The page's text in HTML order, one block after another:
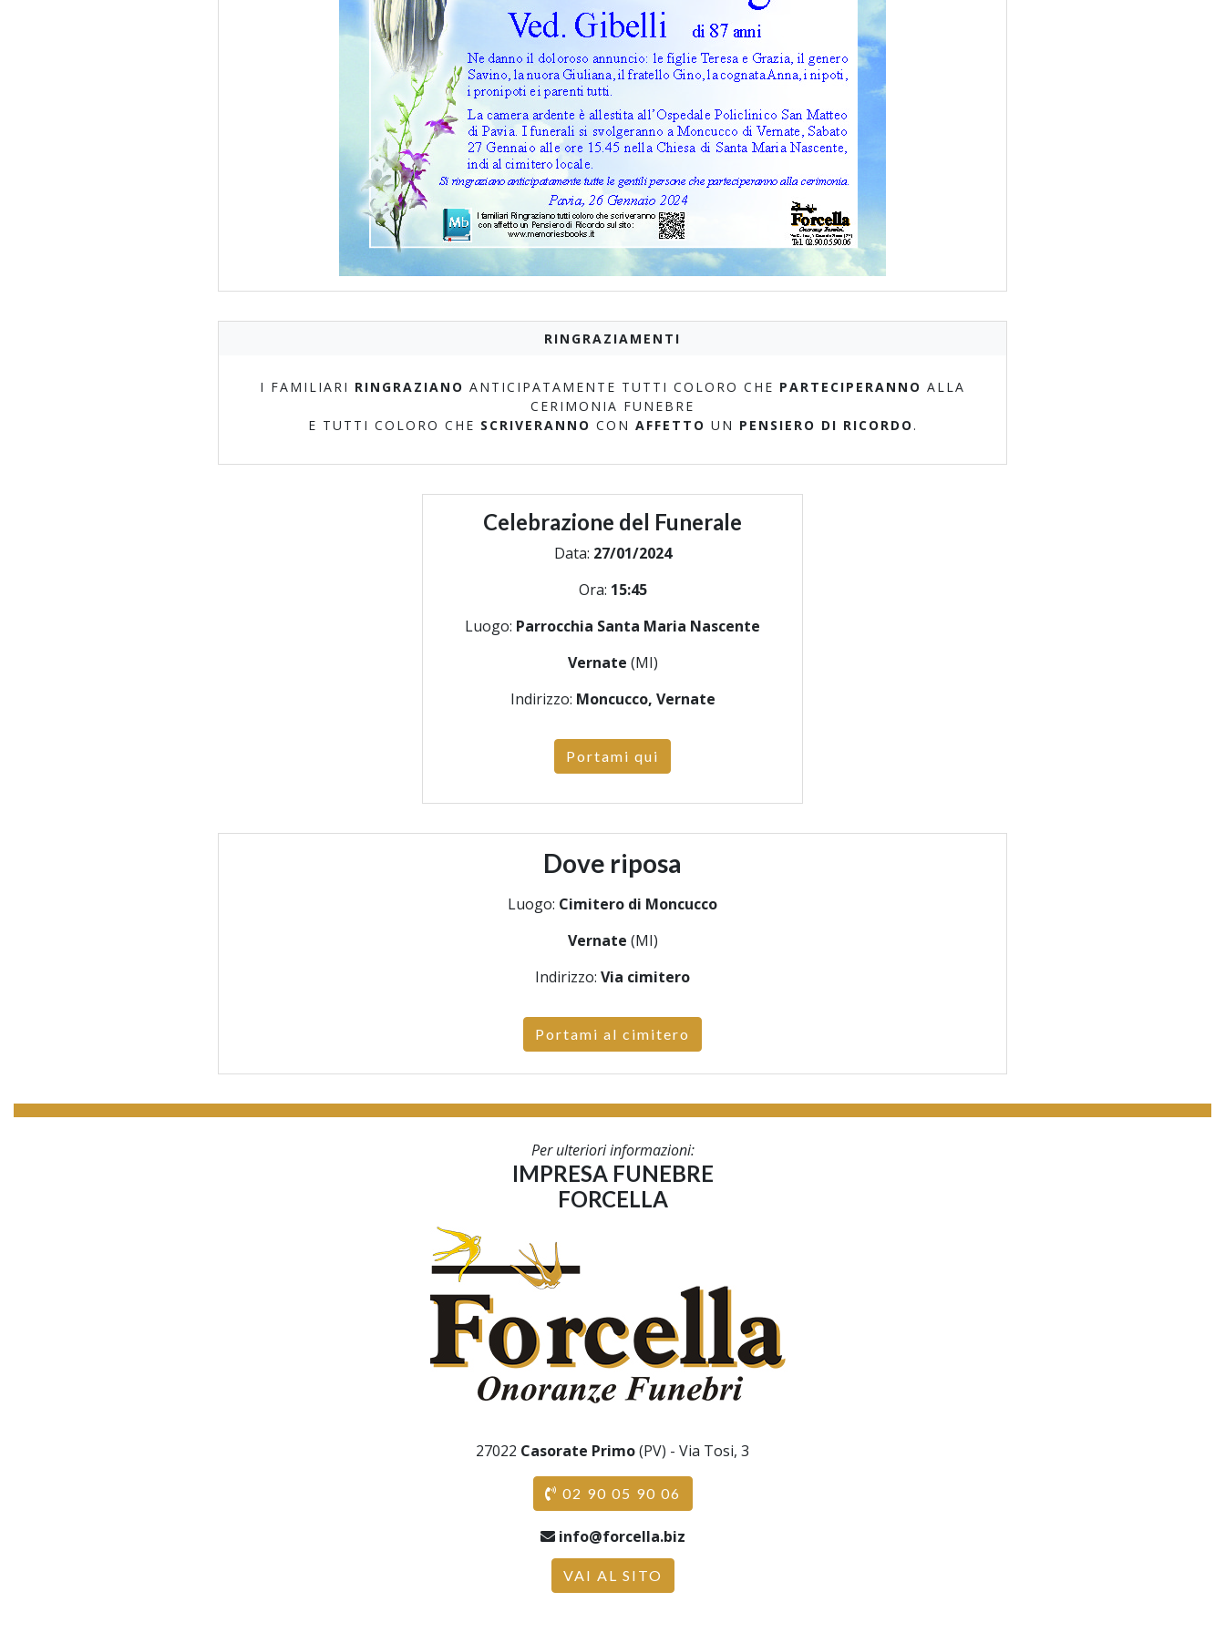
RINGRAZIAMENTI
I FAMILIARI RINGRAZIANO ANTICIPATAMENTE TUTTI COLORO CHE PARTECIPERANNO ALLA
CERIMONIA FUNEBRE
E TUTTI COLORO CHE SCRIVERANNO CON AFFETTO UN PENSIERO DI RICORDO .
Celebrazione del Funerale
Data: 27/01/2024
Ora: 15:45
Luogo: Parrocchia Santa Maria Nascente
Vernate (MI)
Indirizzo: Moncucco, Vernate
Portami qui
Dove riposa
Luogo: Cimitero di Moncucco
Vernate (MI)
Indirizzo: Via cimitero
Portami al cimitero
Per ulteriori informazioni:
IMPRESA FUNEBRE
FORCELLA
27022 Casorate Primo(PV) - Via Tosi, 3
02 90 05 90 06
info@forcella.biz
VAI AL SITO